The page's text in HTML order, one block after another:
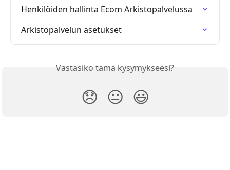
Henkilöiden hallinta Ecom Arkistopalvelussa
Arkistopalvelun asetukset
Vastasiko tämä kysymykseesi?
😞 😐 😃